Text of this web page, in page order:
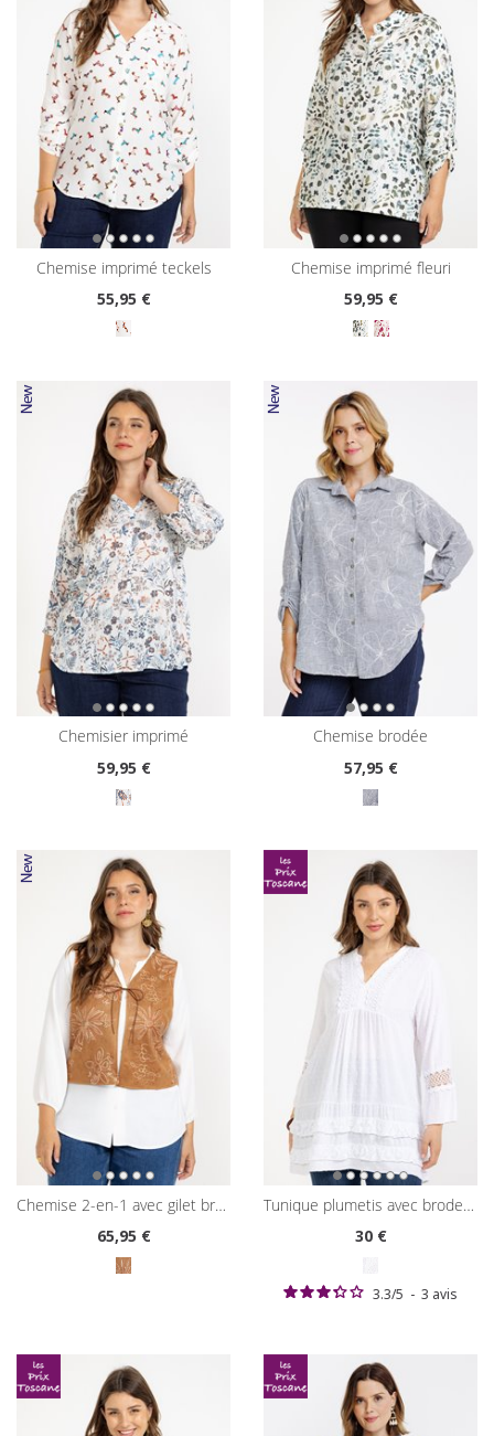
chemise imprimé teckels
55,95 €
chemise imprimé fleuri
59,95 €
chemisier imprimé
59,95 €
chemise brodée
57,95 €
chemise 2-en-1 avec gilet brodé
65,95 €
tunique plumetis avec broderies
30€
3.3/5 - 3 avis